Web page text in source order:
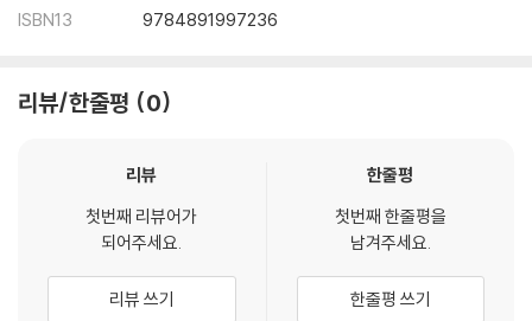
ISBN13
9784891997236
리뷰/한줄평 0
리뷰
첫번째 리뷰어가
되어주세요.
리뷰 쓰기
한줄평
첫번째 한줄평을
남겨주세요.
한줄평 쓰기